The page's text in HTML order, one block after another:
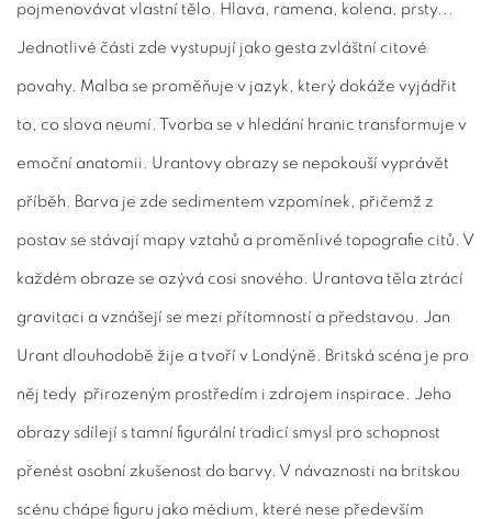
pojmenovávat vlastní tělo. Hlava, ramena, kolena, prsty...
Jednotlivé části zde vystupují jako gesta zvláštní citové
povahy. Malba se proměňuje v jazyk, který dokáže vyjádřit
to, co slova neumí. Tvorba se v hledání hranic transformuje v
emoční anatomii. Urantovy obrazy se nepokouší vyprávět
příběh. Barva je zde sedimentem vzpomínek, přičemž z
postav se stávají mapy vztahů a proměnlivé topografie citů. V
každém obraze se ozývá cosi snového. Urantova těla ztrácí
gravitaci a vznášejí se mezi přítomností a představou. Jan
Urant dlouhodobě žije a tvoří v Londýně. Britská scéna je pro
něj tedy přirozeným prostředím i zdrojem inspirace. Jeho
obrazy sdílejí s tamní figurální tradicí smysl pro schopnost
přenést osobní zkušenost do barvy. V návaznosti na britskou
scénu chápe figuru jako médium, které nese především